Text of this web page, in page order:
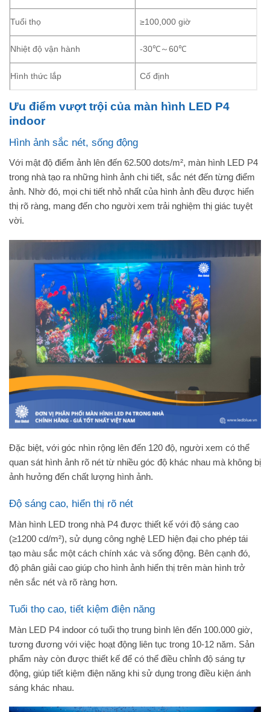
Tuổi thọ ≥100,000 giờ
Nhiệt độ vận hành -30℃～60℃
Hình thức lắp Cố định
Ưu điểm vượt trội của màn hình LED P4
indoor
Hình ảnh sắc nét, sống động
Với mật độ điểm ảnh lên đến 62.500 dots/m², màn hình LED P4
trong nhà tạo ra những hình ảnh chi tiết, sắc nét đến từng điểm
ảnh. Nhờ đó, mọi chi tiết nhỏ nhất của hình ảnh đều được hiển
thị rõ ràng, mang đến cho người xem trải nghiệm thị giác tuyệt
vời.
Đặc biệt, với góc nhìn rộng lên đến 120 độ, người xem có thể
quan sát hình ảnh rõ nét từ nhiều góc độ khác nhau mà không bị
ảnh hưởng đến chất lượng hình ảnh.
Độ sáng cao, hiển thị rõ nét
Màn hình LED trong nhà P4 được thiết kế với độ sáng cao
(≥1200 cd/m²), sử dụng công nghệ LED hiện đại cho phép tái
tạo màu sắc một cách chính xác và sống động. Bên cạnh đó,
độ phân giải cao giúp cho hình ảnh hiển thị trên màn hình trở
nên sắc nét và rõ ràng hơn.
Tuổi thọ cao, tiết kiệm điện năng
Màn LED P4 indoor có tuổi thọ trung bình lên đến 100.000 giờ,
tương đương với việc hoạt động liên tục trong 10-12 năm. Sản
phẩm này còn được thiết kế để có thể điều chỉnh độ sáng tự
động, giúp tiết kiệm điện năng khi sử dụng trong điều kiện ánh
sáng khác nhau.